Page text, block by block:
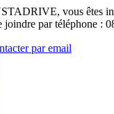
vous êtes
joindre par téléphone :
par email